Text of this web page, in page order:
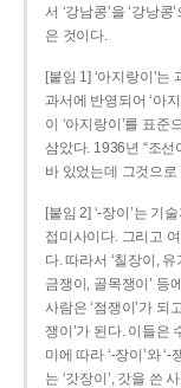
서 ‘강남콩’을 ‘강낭
은 것이다.
[붙임 1] ‘아지랑이’
과서에 반영되어 ‘아
이 ‘아지랑이’를 표준
삼았다. 1936년 “조선
바 있었는데 그것으
[붙임 2] ‘-장이’는 기
접미사이다. 그리고
다. 따라서 ‘칠장이, 유
금쟁이, 골목쟁이’ 등
사람은 ‘점쟁이’가 되
쟁이’가 된다. 이들은
미에 따라 ‘-장이’와
는 ‘갓장이’, 갓을 쓴